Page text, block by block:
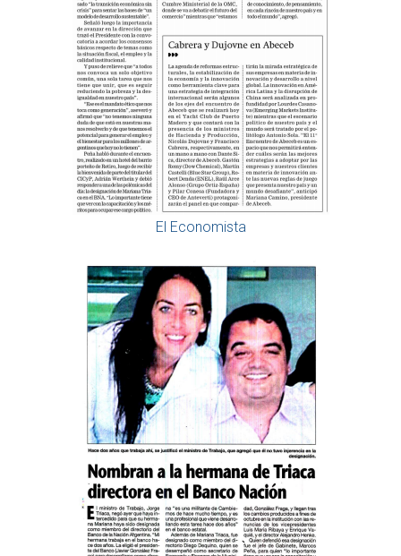
El Economista